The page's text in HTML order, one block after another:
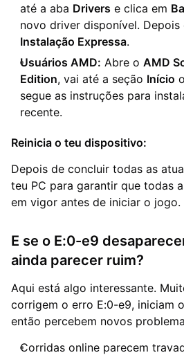
até a aba Drivers e clica em
novo driver disponível.
Instalação Expressa.
Usuários AMD: Abre o AMD
Edition, vai até a seção Início
segue as instruções para
recente.
Reinicia o teu dispositivo:
Depois de concluir todas as
teu PC para garantir que todas
em vigor antes de iniciar o jogo.
E se o E:0-e9
ainda parecer ruim?
Aqui está algo interessante.
corrigem o erro E:0-e9, iniciam
então percebem novos
Corridas online parecem